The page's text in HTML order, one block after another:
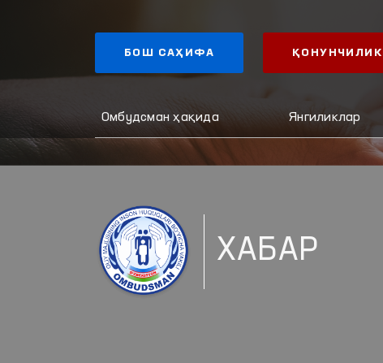
БОШ САҲИФА
Омбудсман ҳақида Янгиликлар
ХАБАР